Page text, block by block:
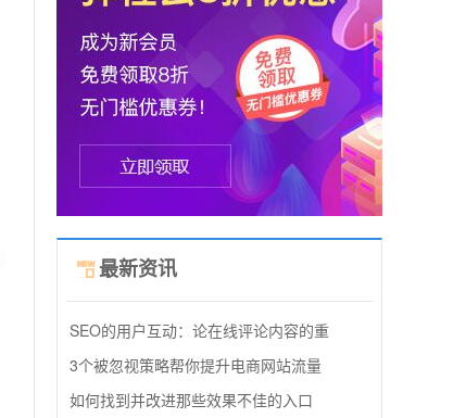
最新资讯
SEO的用户互动：论在线评论内容的重
3个被忽视策略帮你提升电商网站流量
如何找到并改进那些效果不佳的入口